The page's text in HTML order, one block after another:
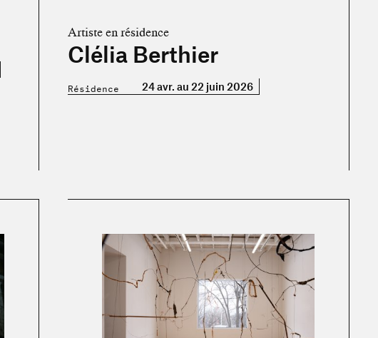
Clélia Berthier
Artiste en résidence
Résidence 24 avr. au 22 juin 2026